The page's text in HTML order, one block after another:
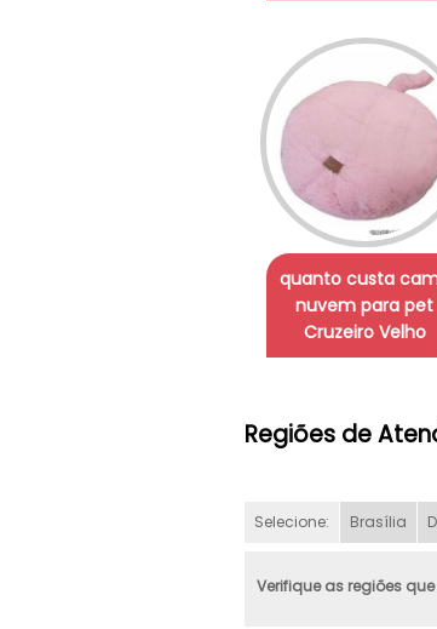
quanto custa
nuvem para pet
Cruzeiro Velho
Regiões de
Selecione: Brasília
Verifique as regiões